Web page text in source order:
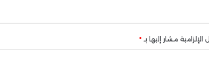
الإلزامية مشار إليها بـ *